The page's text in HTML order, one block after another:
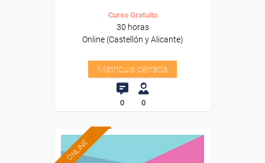
Curso Gratuito
30 horas
Online (Castellón y Alicante)
Matrícula cerrada
0 0
ONLINE